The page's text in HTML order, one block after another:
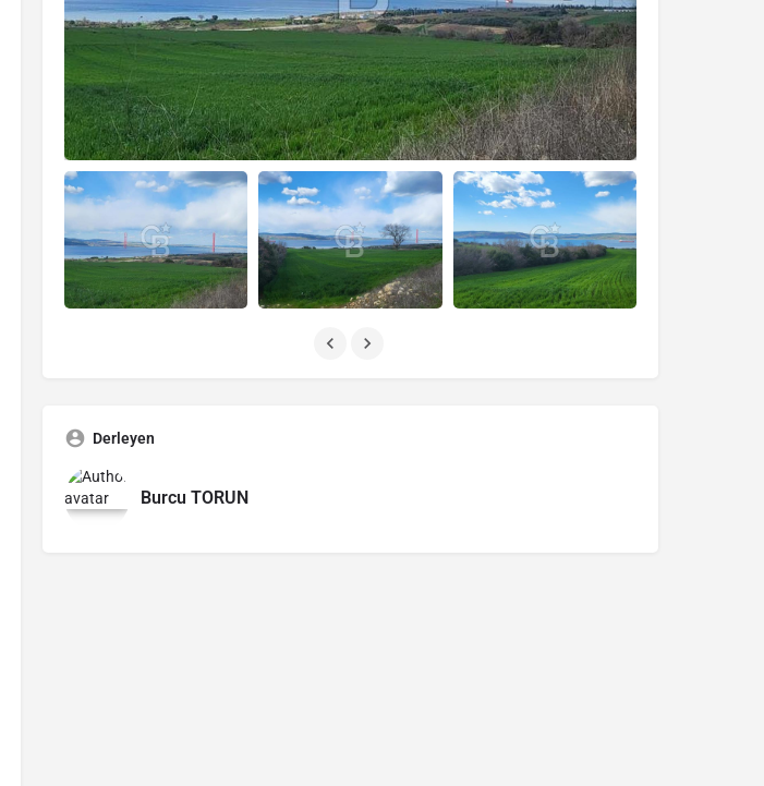
Derleyen
Burcu TORUN